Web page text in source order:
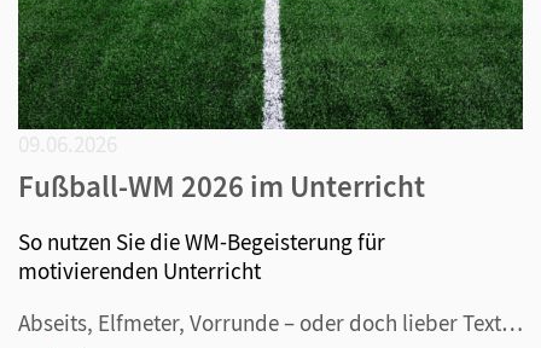
Fußball-WM 2026 im Unterricht
So nutzen Sie die WM-Begeisterung für
motivierenden Unterricht
Abseits, Elfmeter, Vorrunde – oder doch lieber Textaufgaben, Leseverstehen und Geometrie? Wenn ab dem 11. Juni 2026 der Ball in Kanada, Mexiko und den USA rollt, ist das Fußballfieber auch im Klassenzimmer kaum zu bremsen. Und das ist auch gut so: Denn statt gegen die WM-Begeisterung anzukämpfen, kö...